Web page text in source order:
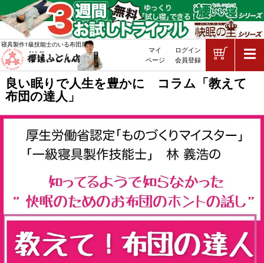
良い眠りで人生を豊かに コラム「教えて
布団の達人」
敷布団・掛け布団・羽毛布団・マ
寝具製作1級技能士のいる布団屋
マイ
ページ
ログイン
会員登録